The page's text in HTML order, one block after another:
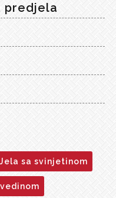
predjela
Jela sa svinjetinom